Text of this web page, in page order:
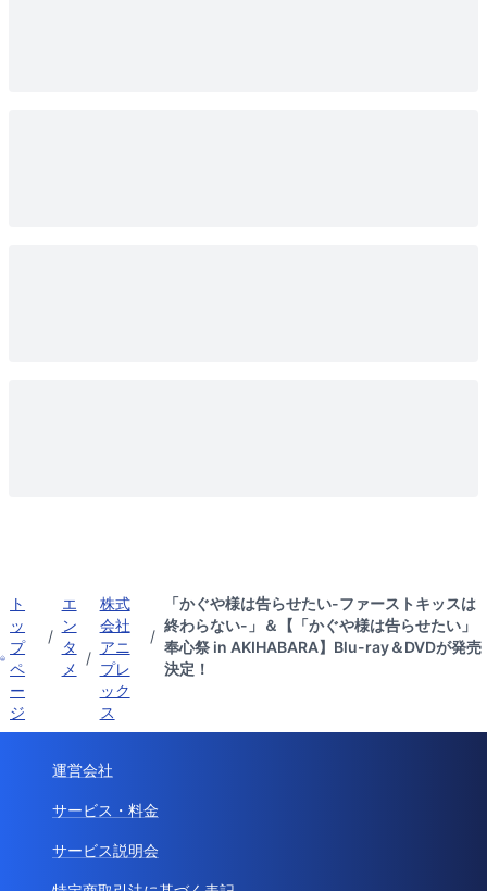
ト
ッ
プ
ペ
ー
ジ
/
エ
ン
タ
メ
/
株式
会社
アニ
プレ
ック
ス
/
「かぐや様は告らせたい-ファーストキッスは
終わらない-」＆【「かぐや様は告らせたい」
奉心祭 in AKIHABARA】Blu-ray＆DVDが発売
決定！
運営会社
サービス・料金
サービス説明会